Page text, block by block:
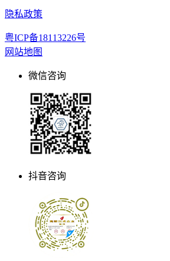
隐私政策
粤ICP备18113226号
网站地图
微信咨询
抖音咨询